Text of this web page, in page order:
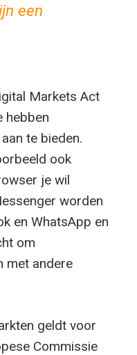
een
Markets Act
hebben
te bieden.
ook
je wil
worden
en WhatsApp en
om
met andere
geldt voor
Commissie